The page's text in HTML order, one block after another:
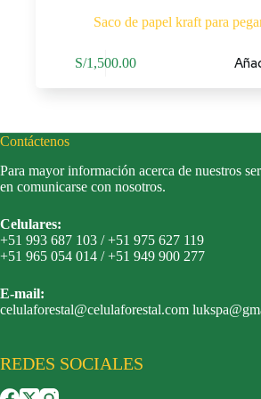
Saco de papel kraft para
S/1,500.00
Contáctenos
Para mayor información acerca de nuestros
en comunicarse con nosotros.
Celulares:
+51 993 687 103 / +51 975 627 119
+51 965 054 014 / +51 949 900 277
E-mail:
celulaforestal@celulaforestal.com
REDES SOCIALES